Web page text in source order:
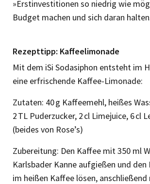
»Erstinvestitionen so niedrig wie
Budget machen und sich daran
Rezepttipp: Kaffeelimonade
Mit dem iSi Sodasiphon entsteht im
eine erfrischende Kaffee-Limonade:
Zutaten: 40 g Kaffeemehl, heißes
2 TL Puderzucker, 2 cl Limejuice, 6 cl
(beides von Rose’s)
Zubereitung: Den Kaffee mit 350 ml
Karlsbader Kanne aufgießen und den
im heißen Kaffee lösen,